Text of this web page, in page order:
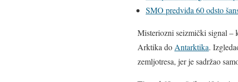
SMO predviđa 60 odsto
Misteriozni seizmički signal –
Arktika do Antarktika.
zemljotresa, jer je sadržao